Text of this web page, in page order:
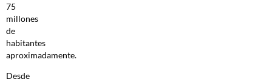
75
millones
de
habitantes
aproximadamente.
Desde